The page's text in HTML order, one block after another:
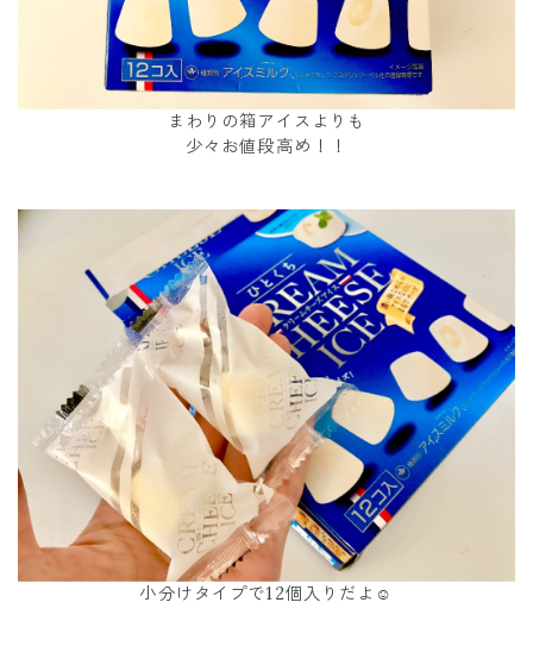
まわりの箱アイスよりも
少々お値段高め！！
小分けタイプで12個入りだよ☺︎